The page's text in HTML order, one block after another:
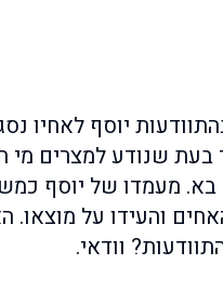
יוסף לאחיו
שנודע למצרים מי
בא. מעמדו של יוסף
והעידו על מוצאו.
וודאי.